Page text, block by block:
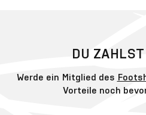
DU
Werde ein Mitglied des
Vorteile noch